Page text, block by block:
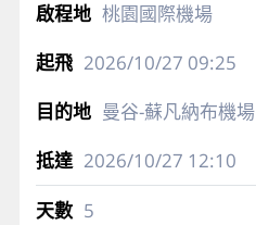
桃園國際機場
2026/10/27 09:25
曼谷-蘇凡納布機場
2026/10/27 12:10
5